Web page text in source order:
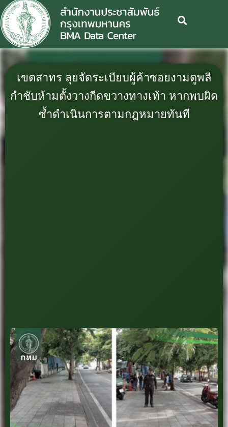
เขตสาทร ลุยจัดระเบียบผู้ค้าซอยงามดูพลี
กำชับห้ามตั้งวางกีดขวางทางเท้า หากพบผิด
ซ้ำดำเนินการตามกฎหมายทันที